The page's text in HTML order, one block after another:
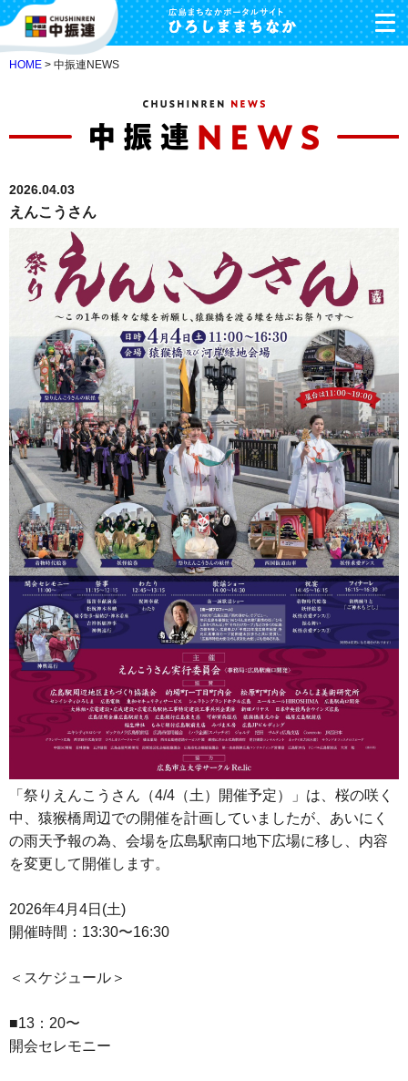
HOME > 中振連NEWS
2026.04.03
えんこうさん
「祭りえんこうさん（4/4（土）開催予定）」は、桜の咲く
中、猿猴橋周辺での開催を計画していましたが、あいにく
の雨天予報の為、会場を広島駅南口地下広場に移し、内容
を変更して開催します。
2026年4月4日(土)
開催時間：13:30〜16:30
＜スケジュール＞
■13：20〜
開会セレモニー